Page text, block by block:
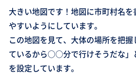
大きい地図です！地図に市町村名
やすいようにしています。
この地図を見て、大体の場所を把
ているから○○分で行けそうだな」
を設定しています。